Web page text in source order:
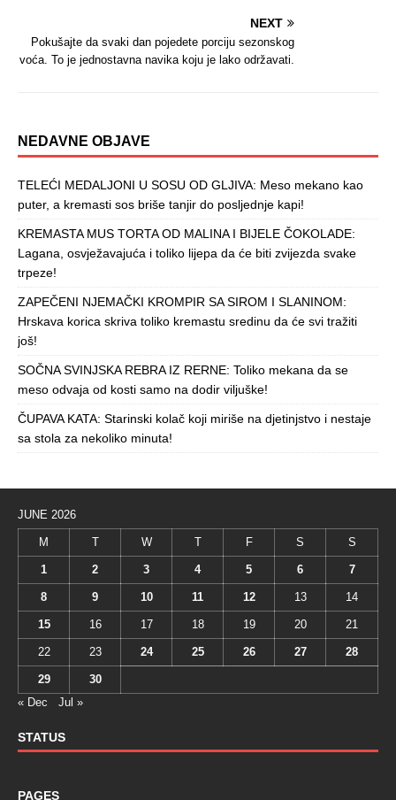
NEXT
Pokušajte da svaki dan pojedete porciju sezonskog
voća. To je jednostavna navika koju je lako održavati.
NEDAVNE OBJAVE
TELEĆI MEDALJONI U SOSU OD GLJIVA: Meso mekano kao
puter, a kremasti sos briše tanjir do posljednje kapi!
KREMASTA MUS TORTA OD MALINA I BIJELE ČOKOLADE:
Lagana, osvježavajuća i toliko lijepa da će biti zvijezda svake
trpeze!
ZAPEČENI NJEMAČKI KROMPIR SA SIROM I SLANINOM:
Hrskava korica skriva toliko kremastu sredinu da će svi tražiti
još!
SOČNA SVINJSKA REBRA IZ RERNE: Toliko mekana da se
meso odvaja od kosti samo na dodir viljuške!
ČUPAVA KATA: Starinski kolač koji miriše na djetinjstvo i nestaje
sa stola za nekoliko minuta!
JUNE 2026
M T W T F S S
1 2 3 4 5 6 7
8 9 10 11 12 13 14
15 16 17 18 19 20 21
22 23 24 25 26 27 28
29
30
« Dec
Jul »
STATUS
PAGES